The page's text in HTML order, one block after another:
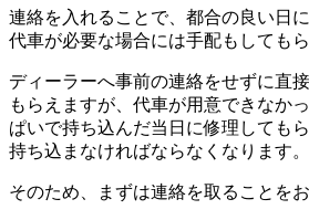
連絡を入れることで、都合の良い日
代車が必要な場合には手配もしてもら
ディーラーへ事前の連絡をせずに直
もらえますが、代車が用意できなか
ぱいで持ち込んだ当日に修理しても
持ち込まなければならなくなります。
そのため、まずは連絡を取ることを